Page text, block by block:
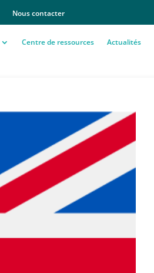
Nous contacter
Centre de ressources Actualités